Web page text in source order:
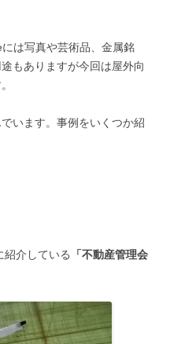
は写真や芸術品、金属銘
もありますが今回は屋外向
います。事例をいくつか紹
紹介している
「不動産管理会